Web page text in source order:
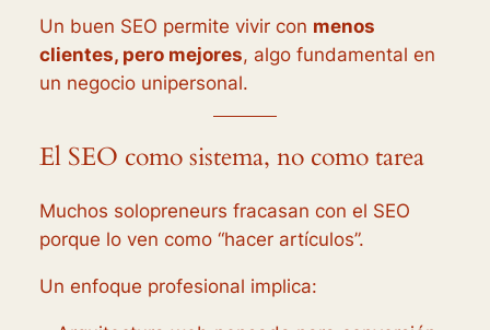
Un buen SEO permite vivir con menos
clientes, pero mejores, algo fundamental en
un negocio unipersonal.
El SEO como sistema, no como tarea
Muchos solopreneurs fracasan con el SEO
porque lo ven como “hacer artículos”.
Un enfoque profesional implica: